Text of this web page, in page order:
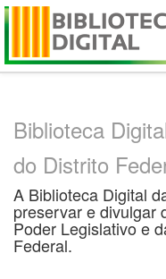
Skip
Biblioteca
do Distrito
A Biblioteca Digital
preservar e divulgar
Poder Legislativo e
Federal.